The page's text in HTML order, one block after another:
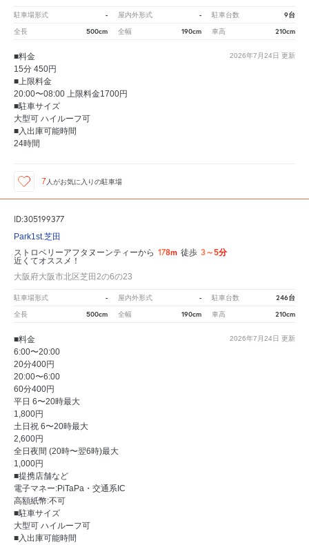
駐車場形式 - 屋内外形式 - 駐車台数 9台
全長 500cm 全幅 190cm 車高 210cm
2026年7月24日 更新
■料金
15分 450円
■上限料金
20:00〜08:00 上限料金1700円
■駐車サイズ
大型可 ハイルーフ可
■入出庫可能時間
24時間
7 人がお気に入りの駐車場
ID:305199377
Park1st.芝田
ストロベリーアフタヌーンティーから 178m 徒歩 3～5分
近くてオススメ！
大阪府大阪市北区芝田2の6の23
駐車場形式 - 屋内外形式 - 駐車台数 246台
全長 500cm 全幅 190cm 車高 210cm
2026年7月24日 更新
■料金
6:00〜20:00
20分400円
20:00〜6:00
60分400円
平日 6〜20時最大
1,800円
土日祝 6〜20時最大
2,600円
全日夜間 (20時〜翌6時)最大
1,000円
■提携店舗など
電子マネー:PiTaPa・交通系IC
高額紙幣:不可
■駐車サイズ
大型可 ハイルーフ可
■入出庫可能時間